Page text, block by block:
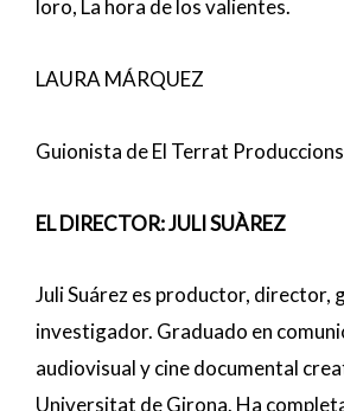
loro, La hora de los valientes.
LAURA MÁRQUEZ
Guionista de El Terrat Produccions
EL DIRECTOR: JULI SUÀREZ
Juli Suárez es productor, director,
investigador. Graduado en
audiovisual y cine documental
Universitat de Girona. Ha